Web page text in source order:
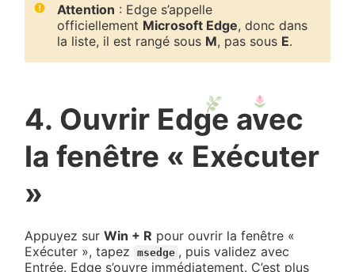
Attention : Edge s’appelle
officiellement Microsoft Edge, donc dans
la liste, il est rangé sous M, pas sous E.
4. Ouvrir Edge avec
la fenêtre « Exécuter
»
Appuyez surWin + R pour ouvrir la fenêtre «
Exécuter », tapez
msedge , puis validez avec
Entrée. Edge s’ouvre immédiatement. C’est plus